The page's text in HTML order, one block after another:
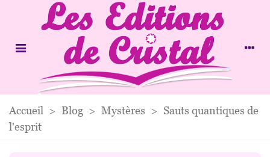
Accueil > Blog > Mystères > Sauts quantiques de
l'esprit